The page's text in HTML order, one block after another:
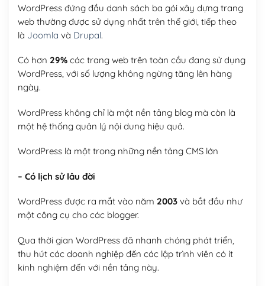
WordPress đứng đầu danh sách ba gói xây dựng trang
web thường được sử dụng nhất trên thế giới, tiếp theo
là Joomla và Drupal.
Có hơn 29%các trang web trên toàn cầu đang sử dụng
WordPress, với số lượng không ngừng tăng lên hàng
ngày.
WordPress không chỉ là một nền tảng blog mà còn là
một hệ thống quản lý nội dung hiệu quả.
WordPress là một trong những nền tảng CMS lớn
– Có lịch sử lâu đời
WordPress được ra mắt vào năm 2003và bắt đầu như
một công cụ cho các blogger.
Qua thời gian WordPress đã nhanh chóng phát triển,
thu hút các doanh nghiệp đến các lập trình viên có ít
kinh nghiệm đến với nền tảng này.